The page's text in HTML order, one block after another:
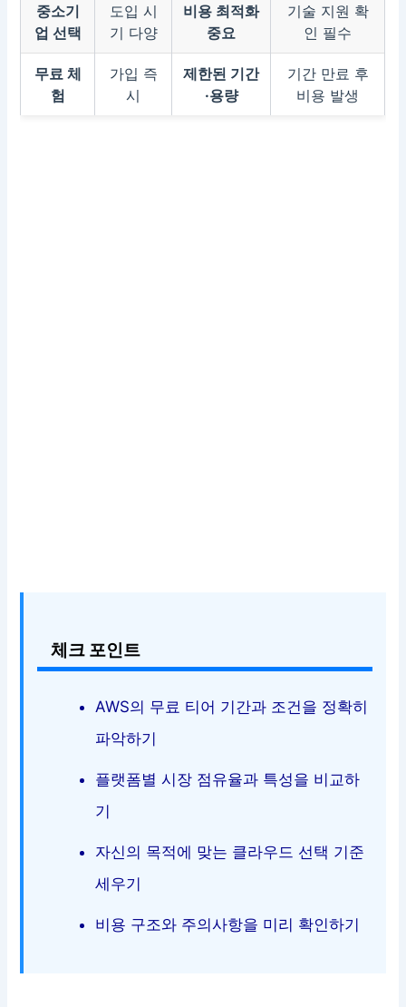
중소기
업 선택
도입 시
기 다양
비용 최적화
중요
기술 지원 확
인 필수
무료 체
험
가입 즉
시
제한된 기간
·용량
기간 만료 후
비용 발생
체크 포인트
AWS의 무료 티어 기간과 조건을 정확히
파악하기
플랫폼별 시장 점유율과 특성을 비교하
기
자신의 목적에 맞는 클라우드 선택 기준
세우기
비용 구조와 주의사항을 미리 확인하기